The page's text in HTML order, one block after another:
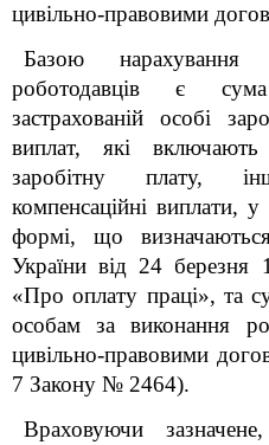
цивільно-правовими
Базою
роботодавців є
застрахованій особі
виплат, які
заробітну плату,
компенсаційні виплати,
формі, що
України від 24
«Про оплату праці», та
особам за виконання
цивільно-правовими
7 Закону № 2464).
Враховуючи